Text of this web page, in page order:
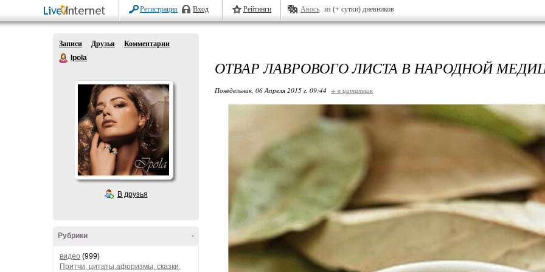
Регистрация Вход Рейтинги Авось из (+ сутки) дневников
Записи Друзья
Комментарии
Ipola
В друзья
-
Рубрики
видео (999)
Притчи, цитаты,афоризмы, сказки,
ОТВАР ЛАВРОВОГО ЛИСТА В НАРОДНОЙ
Понедельник, 06 Апреля 2015 г. 09:44 + в цитатник